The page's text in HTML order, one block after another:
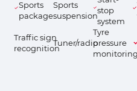
Sports
package
Sports
suspension
stop
system
Traffic sign
recognition
Tuner/radio
Tyre
pressure
monitoring